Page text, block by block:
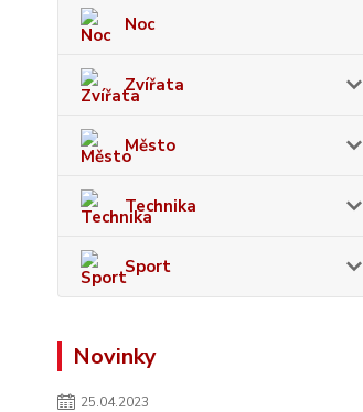
Noc
Zvířata
Město
Technika
Sport
Novinky
25.04.2023